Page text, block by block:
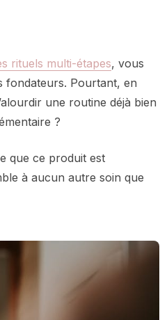
rituels multi-étapes, vous
fondateurs. Pourtant, en
une routine déjà bien
?
que ce produit est
à aucun autre soin que